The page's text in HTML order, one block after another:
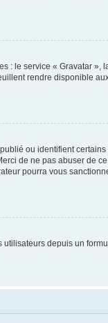
: le service « Gravatar »,
rendre disponible
ou identifient
de ne pas abuser de
pourra vous
depuis un